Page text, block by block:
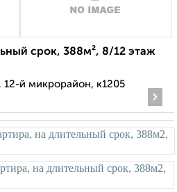
срок, 388м², 8/12 этаж
й микрорайон, к1205
›